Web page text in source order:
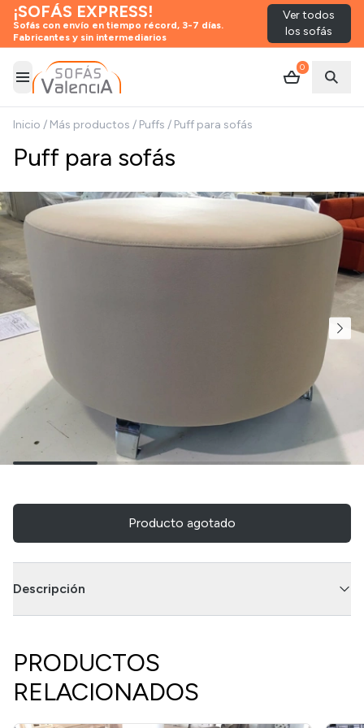
¡SOFÁS EXPRESS!
Sofás con envío en tiempo récord, 3-7 días.
Fabricantes y sin intermediarios
Ver todos
los sofás
Abrir menú
0
Inicio / Más productos / Puffs / Puff para sofás
Puff para sofás
Producto agotado
Descripción
PRODUCTOS
RELACIONADOS